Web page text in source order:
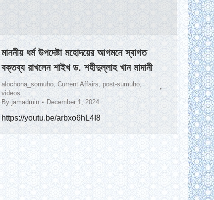
মাননীয় ধর্ম উপদেষ্টা মহোদয়ের আগমনে স্বাগত
বক্তব্য রাখলেন শাইখ ড. শহীদুল্লাহ খান মাদানী
alochona_somuho,Current Affairs, post-sumuho,
videos
By jamadmin December 1, 2024
https://youtu.be/arbxo6hL4I8